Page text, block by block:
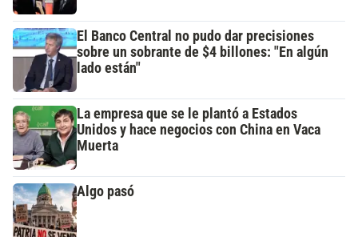
El Banco Central no pudo dar precisiones
sobre un sobrante de $4 billones: "En algún
lado están"
La empresa que se le plantó a Estados
Unidos y hace negocios con China en Vaca
Muerta
Algo pasó